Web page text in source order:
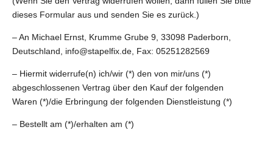
dieses Formular aus und senden Sie es zurück.)
– An Michael Ernst, Krumme Grube 9, 33098 Paderborn,
Deutschland, info@stapelfix.de, Fax: 05251282569
– Hiermit widerrufe(n) ich/wir (*) den von mir/uns (*)
abgeschlossenen Vertrag über den Kauf der folgenden
Waren (*)/die Erbringung der folgenden Dienstleistung (*)
– Bestellt am (*)/erhalten am (*)